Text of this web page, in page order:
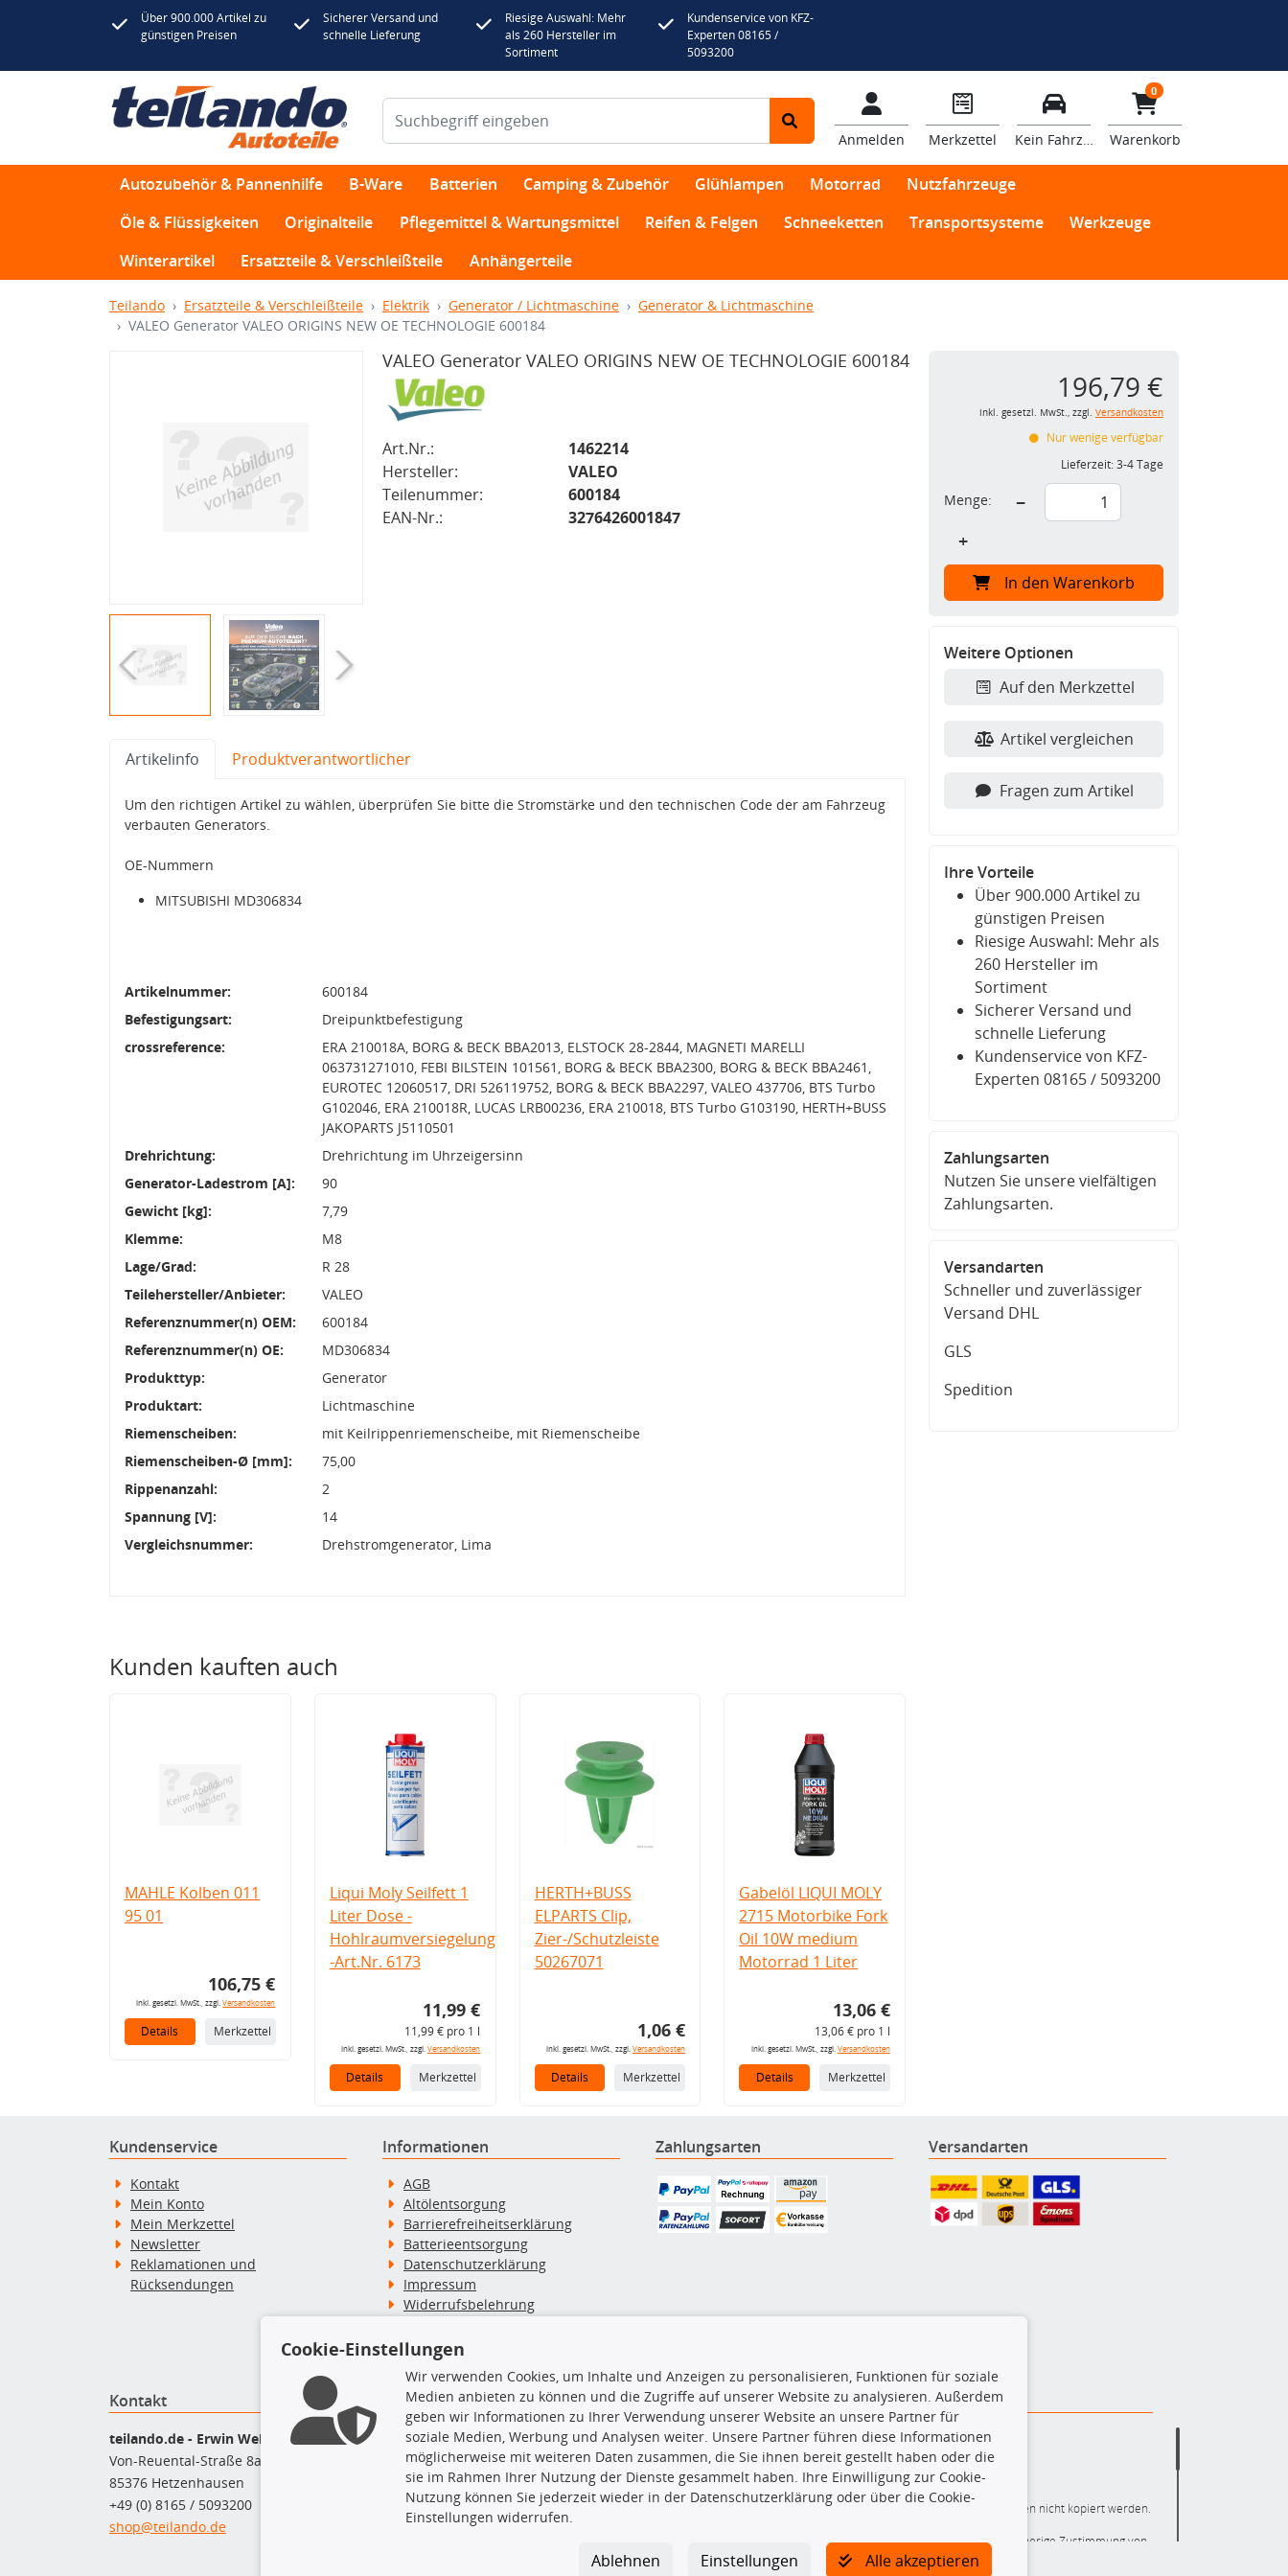
Über 900.000 Artikel zu
günstigen Preisen
Sicherer Versand und
schnelle Lieferung
Riesige Auswahl: Mehr
als 260 Hersteller im
Sortiment
Kundenservice von KFZ-
Experten 08165 /
5093200
Anmelden Merkzettel Kein Fahrzeug
0
Warenkorb
Autozubehör & Pannenhilfe B-Ware Batterien Camping & Zubehör Glühlampen Motorrad
Nutzfahrzeuge
Öle & Flüssigkeiten
Originalteile Pflegemittel & Wartungsmittel Reifen & Felgen Schneeketten Transportsysteme
Werkzeuge
Winterartikel
Ersatzteile & Verschleißteile Anhängerteile
Teilando Ersatzteile & Verschleißteile Elektrik Generator / Lichtmaschine
Generator & Lichtmaschine
VALEO Generator VALEO ORIGINS NEW OE TECHNOLOGIE 600184
VALEO Generator VALEO ORIGINS NEW OE TECHNOLOGIE 600184
Art.Nr.:
1462214
Hersteller:
VALEO
Teilenummer:
600184
EAN-Nr.:
3276426001847
Artikelinfo Produktverantwortlicher
Um den richtigen Artikel zu wählen, überprüfen Sie bitte die Stromstärke und den technischen Code der am Fahrzeug
verbauten Generators.
OE-Nummern
MITSUBISHI MD306834
Artikelnummer:
600184
Befestigungsart:
Dreipunktbefestigung
crossreference:
ERA 210018A, BORG & BECK BBA2013, ELSTOCK 28-2844, MAGNETI MARELLI
063731271010, FEBI BILSTEIN 101561, BORG & BECK BBA2300, BORG & BECK BBA2461,
EUROTEC 12060517, DRI 526119752, BORG & BECK BBA2297, VALEO 437706, BTS Turbo
G102046, ERA 210018R, LUCAS LRB00236, ERA 210018, BTS Turbo G103190, HERTH+BUSS
JAKOPARTS J5110501
Drehrichtung:
Drehrichtung im Uhrzeigersinn
Generator-Ladestrom [A]:
90
Gewicht [kg]:
7,79
Klemme:
M8
Lage/Grad:
R 28
Teilehersteller/Anbieter:
VALEO
Referenznummer(n) OEM:
600184
Referenznummer(n) OE:
MD306834
Produkttyp:
Generator
Produktart:
Lichtmaschine
Riemenscheiben:
mit Keilrippenriemenscheibe, mit Riemenscheibe
Riemenscheiben-Ø [mm]:
75,00
Rippenanzahl:
2
Spannung [V]:
14
Vergleichsnummer:
Drehstromgenerator, Lima
Kunden kauften auch
MAHLE Kolben 011
95 01
106,75 €
inkl. gesetzl. MwSt., zzgl.Versandkosten
Details Merkzettel
Liqui Moly Seilfett 1
Liter Dose -
Hohlraumversiegelung
-Art.Nr. 6173
11,99 €
11,99 € pro 1 l
inkl. gesetzl. MwSt., zzgl.Versandkosten
Details Merkzettel
HERTH+BUSS
ELPARTS Clip,
Zier-/Schutzleiste
50267071
1,06 €
inkl. gesetzl. MwSt., zzgl. Versandkosten
Details Merkzettel
Gabelöl LIQUI MOLY
2715 Motorbike Fork
Oil 10W medium
Motorrad 1 Liter
13,06 €
13,06 € pro 1 l
inkl. gesetzl. MwSt., zzgl. Versandkosten
Details Merkzettel
196,79 €
inkl. gesetzl. MwSt., zzgl. Versandkosten
Nur wenige verfügbar
Lieferzeit:3-4 Tage
Menge:
−
+
In den Warenkorb
Weitere Optionen
Auf den Merkzettel
Artikel vergleichen
Fragen zum Artikel
Ihre Vorteile
Über 900.000 Artikel zu
günstigen Preisen
Riesige Auswahl: Mehr als
260 Hersteller im
Sortiment
Sicherer Versand und
schnelle Lieferung
Kundenservice von KFZ-
Experten 08165 / 5093200
Zahlungsarten
Nutzen Sie unsere vielfältigen
Zahlungsarten.
Versandarten
Schneller und zuverlässiger
Versand DHL
GLS
Spedition
Kundenservice
Kontakt
Mein Konto
Mein Merkzettel
Newsletter
Reklamationen und
Rücksendungen
Informationen
AGB
Altölentsorgung
Barrierefreiheitserklärung
Batterieentsorgung
Datenschutzerklärung
Impressum
Widerrufsbelehrung
Zahlung & Versand
Zahlungsarten Versandarten
Kontakt
teilando.de - Erwin Weber GmbH
Von-Reuental-Straße 8a
85376 Hetzenhausen
+49 (0) 8165 / 5093200
shop@teilando.de
Top Produkte
Beleuchtung
Bremsbeläge
Bremsscheiben
Kupplungssatz
Querlenker
TecDoc Inside
Die hier angezeigten Daten insbesondere die gesamte Datenbank dürfen nicht kopiert werden.
Es ist zu unterlassen, die Daten oder die gesamte Datenbank ohne vorherige Zustimmung von
TecDoc zu vervielfältigen, zu verbreiten und/oder diese Handlungen durch Dritte ausführen zu
Cookie-Einstellungen
Wir verwenden Cookies, um Inhalte und Anzeigen zu personalisieren, Funktionen für soziale
Medien anbieten zu können und die Zugriffe auf unserer Website zu analysieren. Außerdem
geben wir Informationen zu Ihrer Verwendung unserer Website an unsere Partner für
soziale Medien, Werbung und Analysen weiter. Unsere Partner führen diese Informationen
möglicherweise mit weiteren Daten zusammen, die Sie ihnen bereit gestellt haben oder die
sie im Rahmen Ihrer Nutzung der Dienste gesammelt haben. Ihre Einwilligung zur Cookie-
Nutzung können Sie jederzeit wieder in der Datenschutzerklärung oder über die Cookie-
Einstellungen widerrufen.
Alle akzeptieren
Einstellungen
Ablehnen